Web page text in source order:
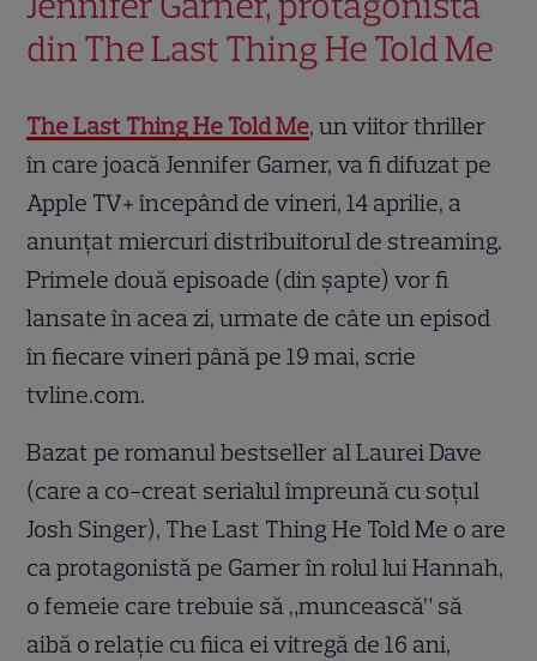
din The Last Thing He Told Me
The Last Thing He Told Me, un viitor thriller
în care joacă Jennifer Garner, va fi difuzat pe
Apple TV+ începând de vineri, 14 aprilie, a
anunțat miercuri distribuitorul de streaming.
Primele două episoade (din șapte) vor fi
lansate în acea zi, urmate de câte un episod
în fiecare vineri până pe 19 mai, scrie
tvline.com.
Bazat pe romanul bestseller al Laurei Dave
(care a co-creat serialul împreună cu soțul
Josh Singer), The Last Thing He Told Me o are
ca protagonistă pe Garner în rolul lui Hannah,
o femeie care trebuie să „muncească” să
aibă o relație cu fiica ei vitregă de 16 ani,